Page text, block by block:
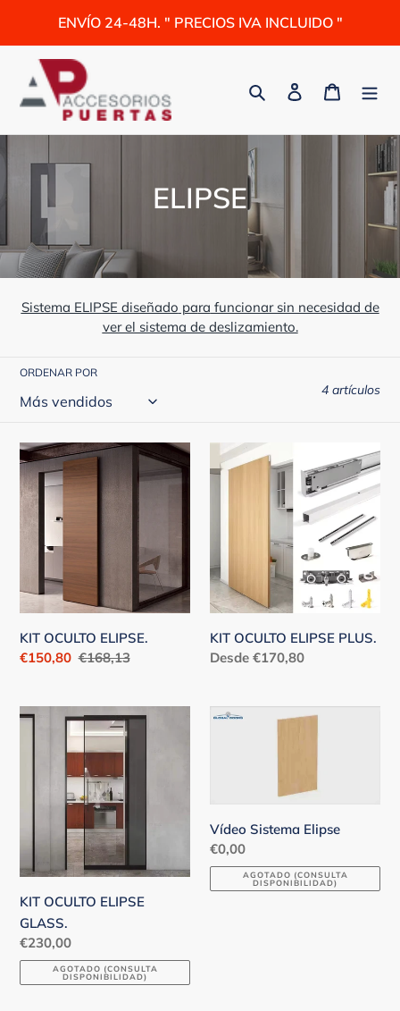
directamente
contenido
ENVÍO 24-48H. " PRECIOS IVA INCLUIDO "
Buscar IngresarCarrito
C
l
e
c
i
ó
n
ELIPSE
Sistema ELIPSE diseñado para funcionar sin necesidad de
ver el sistema de deslizamiento.
ORDENAR POR
4 artículos
KIT
OCULTO
ELIPSE.
KIT OCULTO ELIPSE.
Precio
€150,80 Precio
€168,13
KIT
OCULTO
KIT OCULTO ELIPSE PLUS.
Precio
Desde €170,80
KIT
OCULTO
GLASS.
KIT OCULTO ELIPSE
GLASS.
Precio
habitual
€230,00
AGOTADO (CONSULTA
DISPONIBILIDAD)
Vídeo
Vídeo Sistema Elipse
Precio
habitual
€0,00
AGOTADO (CONSULTA
DISPONIBILIDAD)